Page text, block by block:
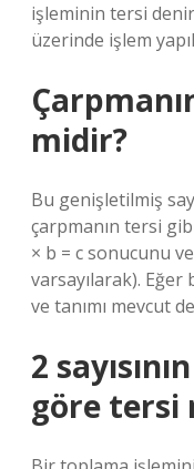
işleminin tersi
üzerinde işlem
midir?
Bu genişletilmiş
çarpmanın tersi
× b = c sonucunu
varsayılarak). Eğer
ve tanımı mevcut
2
göre tersi